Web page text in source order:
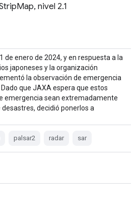
nivel 2.1
de enero de 2024, y en respuesta a la
japoneses y la organización
la observación de emergencia
que JAXA espera que estos
emergencia sean extremadamente
decidió ponerlos a
palsar2 radar sar